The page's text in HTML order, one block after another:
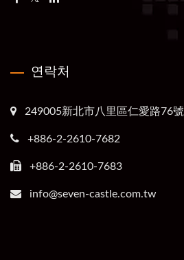
연락처
249005新北市八里區仁愛路76號
+886-2-2610-7682
+886-2-2610-7683
info@seven-castle.com.tw